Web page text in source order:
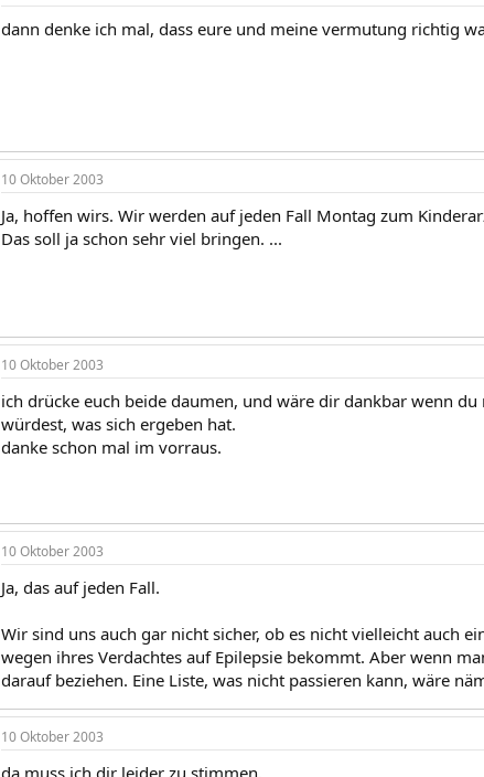
dann denke ich mal, dass eure und meine vermutung richtig
10 Oktober 2003
Ja, hoffen wirs. Wir werden auf jeden Fall Montag zum
Das soll ja schon sehr viel bringen. ...
10 Oktober 2003
ich drücke euch beide daumen, und wäre dir dankbar wenn
würdest, was sich ergeben hat.
danke schon mal im vorraus.
10 Oktober 2003
Ja, das auf jeden Fall.
Wir sind uns auch gar nicht sicher, ob es nicht vielleicht auch
wegen ihres Verdachtes auf Epilepsie bekommt. Aber wenn
darauf beziehen. Eine Liste, was nicht passieren kann, wäre
10 Oktober 2003
da muss ich dir leider zu stimmen.